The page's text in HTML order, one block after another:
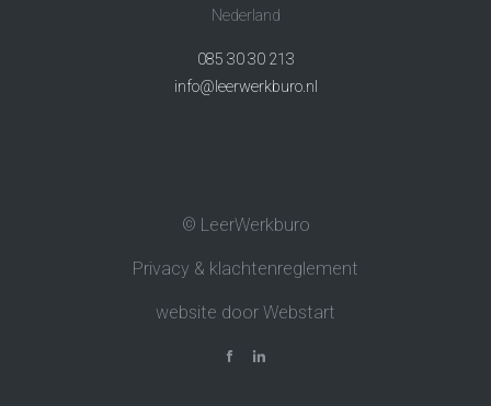
Nederland
085 30 30 213
info@leerwerkburo.nl
© LeerWerkburo
Privacy & klachtenreglement
website door Webstart